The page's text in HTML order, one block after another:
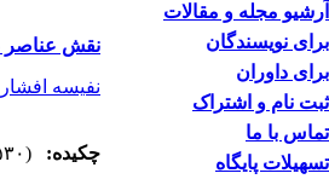
آرشیو مجله و مقالات
برای نویسندگان
برای داوران
ثبت نام و اشتراک
تماس با ما
تسهیلات پایگاه
نقش عناصر
نفیسه
چکیده:
(۱۵۳۰ مشاهده)